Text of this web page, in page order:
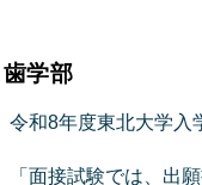
歯学部
令和8年度東北大学入
「面接試験では、出